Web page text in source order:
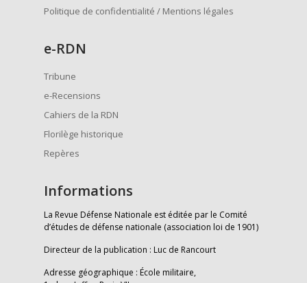
Politique de confidentialité / Mentions légales
e-RDN
Tribune
e-Recensions
Cahiers de la RDN
Florilège historique
Repères
Informations
La Revue Défense Nationale est éditée par le Comité
d’études de défense nationale (association loi de 1901)
Directeur de la publication : Luc de Rancourt
Adresse géographique : École militaire,